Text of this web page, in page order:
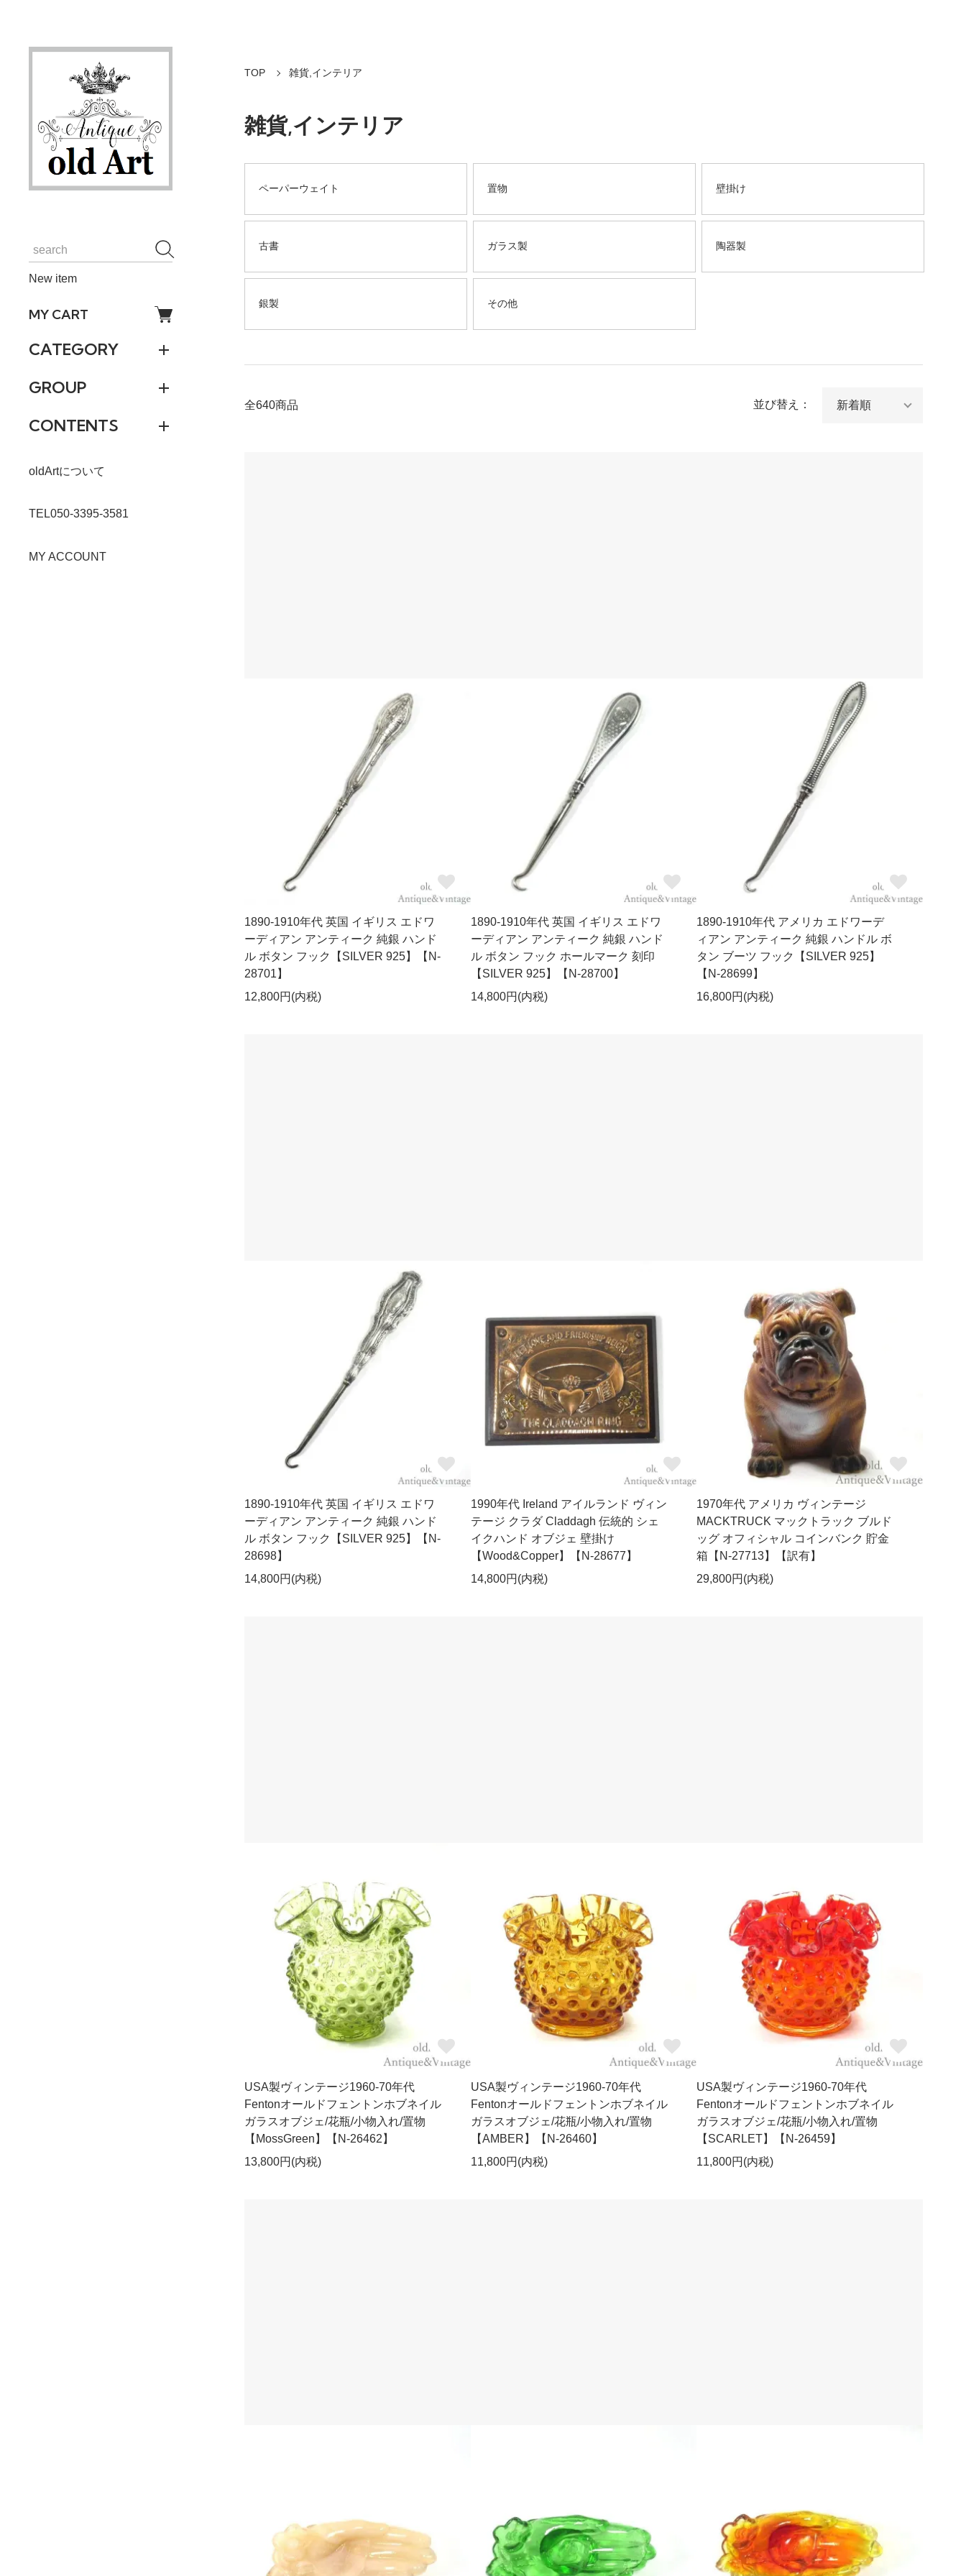
New item
MY CART
CATEGORY
GROUP
CONTENTS
oldArtについて
TEL050-3395-3581
MY ACCOUNT
TOP 雑貨,インテリア
雑貨,インテリア
ペーパーウェイト 置物 壁掛け
古書 ガラス製 陶器製
銀製 その他
全640商品 並び替え：
1890-1910年代 英国 イギリス エドワ
ーディアン アンティーク 純銀 ハンド
ル ボタン フック【SILVER 925】【N-
28701】
12,800円(内税)
1890-1910年代 英国 イギリス エドワ
ーディアン アンティーク 純銀 ハンド
ル ボタン フック ホールマーク 刻印
【SILVER 925】【N-28700】
14,800円(内税)
1890-1910年代 アメリカ エドワーデ
ィアン アンティーク 純銀 ハンドル ボ
タン ブーツ フック【SILVER 925】
【N-28699】
16,800円(内税)
1890-1910年代 英国 イギリス エドワ
ーディアン アンティーク 純銀 ハンド
ル ボタン フック【SILVER 925】【N-
28698】
14,800円(内税)
1990年代 Ireland アイルランド ヴィン
テージ クラダ Claddagh 伝統的 シェ
イクハンド オブジェ 壁掛け
【Wood&Copper】【N-28677】
14,800円(内税)
1970年代 アメリカ ヴィンテージ
MACKTRUCK マックトラック ブルド
ッグ オフィシャル コインバンク 貯金
箱【N-27713】【訳有】
29,800円(内税)
USA製ヴィンテージ1960-70年代
Fentonオールドフェントンホブネイル
ガラスオブジェ/花瓶/小物入れ/置物
【MossGreen】【N-26462】
13,800円(内税)
USA製ヴィンテージ1960-70年代
Fentonオールドフェントンホブネイル
ガラスオブジェ/花瓶/小物入れ/置物
【AMBER】【N-26460】
11,800円(内税)
USA製ヴィンテージ1960-70年代
Fentonオールドフェントンホブネイル
ガラスオブジェ/花瓶/小物入れ/置物
【SCARLET】【N-26459】
11,800円(内税)